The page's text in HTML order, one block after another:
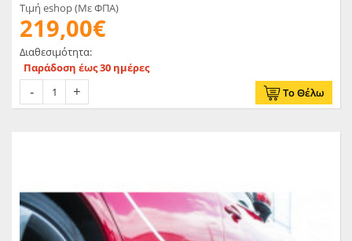
Τιμή eshop (Με ΦΠΑ)
219,00€
Διαθεσιμότητα:
Παράδοση έως 30 ημέρες
Το Θέλω